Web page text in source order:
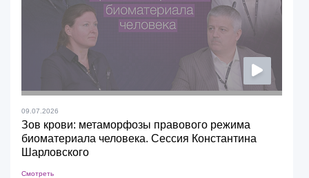
09.07.2026
Зов крови: метаморфозы правового режима
биоматериала человека. Сессия Константина
Шарловского
Смотреть